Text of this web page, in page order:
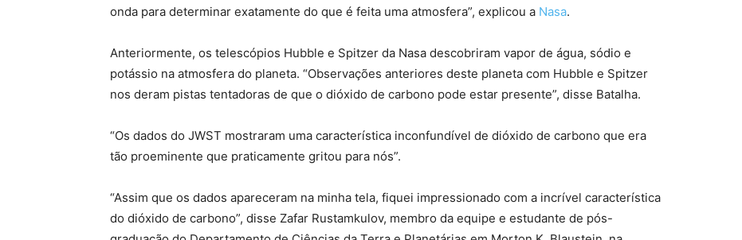
onda para determinar exatamente do que é feita uma atmosfera”, explicou a Nasa.
Anteriormente, os telescópios Hubble e Spitzer da Nasa descobriram vapor de água, sódio e
potássio na atmosfera do planeta. “Observações anteriores deste planeta com Hubble e Spitzer
nos deram pistas tentadoras de que o dióxido de carbono pode estar presente”, disse Batalha.
“Os dados do JWST mostraram uma característica inconfundível de dióxido de carbono que era
tão proeminente que praticamente gritou para nós”.
“Assim que os dados apareceram na minha tela, fiquei impressionado com a incrível característica
do dióxido de carbono”, disse Zafar Rustamkulov, membro da equipe e estudante de pós-